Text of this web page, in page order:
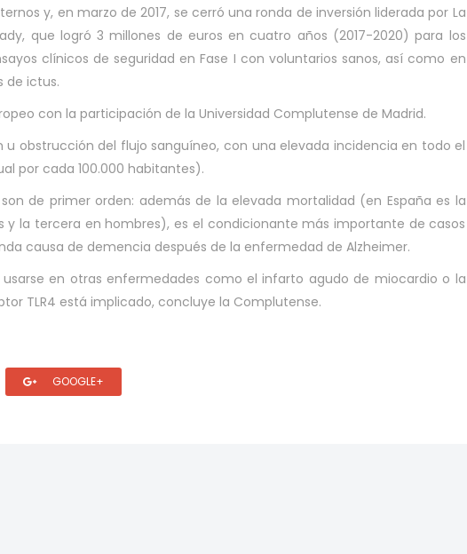
y, en marzo de 2017, se cerró una ronda de inversión liderada por La
que logró 3 millones de euros en cuatro años (2017-2020) para los
clínicos de seguridad en Fase I con voluntarios sanos, así como en
de ictus.
con la participación de la Universidad Complutense de Madrid.
u obstrucción del flujo sanguíneo, con una elevada incidencia en todo el
por cada 100.000 habitantes).
de primer orden: además de la elevada mortalidad (en España es la
la tercera en hombres), es el condicionante más importante de casos
causa de demencia después de la enfermedad de Alzheimer.
en otras enfermedades como el infarto agudo de miocardio o la
TLR4 está implicado, concluye la Complutense.
GOOGLE+